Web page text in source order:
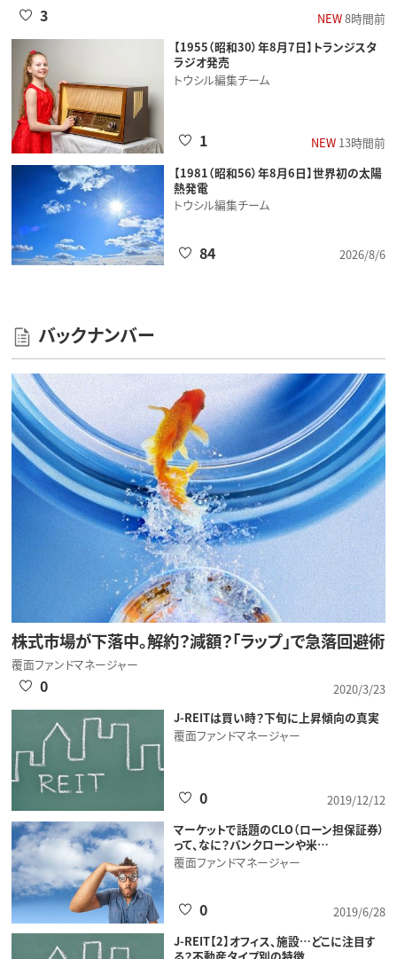
NEW8時間前
3
【1955（昭和30）年8月7日】トランジスタ
ラジオ発売
トウシル編集チーム
NEW13時間前
1
【1981（昭和56）年8月6日】世界初の太陽
熱発電
トウシル編集チーム
2026/8/6
84
バックナンバー
株式市場が下落中。解約？減額？「ラップ」で急落回避術
覆面ファンドマネージャー
2020/3/23
0
J-REITは買い時？下旬に上昇傾向の真実
覆面ファンドマネージャー
2019/12/12
0
マーケットで話題のCLO（ローン担保証券）
って、なに？バンクローンや米…
覆面ファンドマネージャー
2019/6/28
0
J-REIT【2】オフィス、施設…どこに注目す